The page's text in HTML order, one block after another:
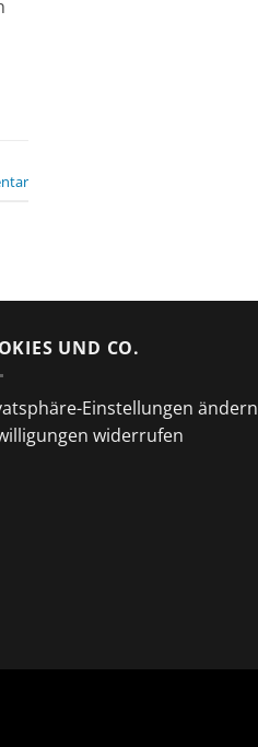
UND CO.
Einstellungen ändern
widerrufen